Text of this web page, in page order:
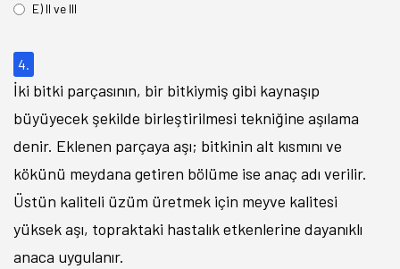
E) II ve III
4.
İki bitki parçasının, bir bitkiymiş gibi kaynaşıp
büyüyecek şekilde birleştirilmesi tekniğine aşılama
denir. Eklenen parçaya aşı; bitkinin alt kısmını ve
kökünü meydana getiren bölüme ise anaç adı verilir.
Üstün kaliteli üzüm üretmek için meyve kalitesi
yüksek aşı, topraktaki hastalık etkenlerine dayanıklı
anaca uygulanır.